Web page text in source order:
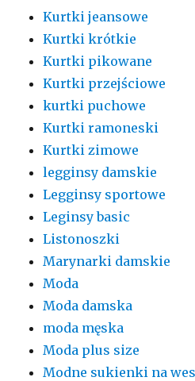
Kurtki jeansowe
Kurtki krótkie
Kurtki pikowane
Kurtki przejściowe
kurtki puchowe
Kurtki ramoneski
Kurtki zimowe
legginsy damskie
Legginsy sportowe
Leginsy basic
Listonoszki
Marynarki damskie
Moda
Moda damska
moda męska
Moda plus size
Modne sukienki na